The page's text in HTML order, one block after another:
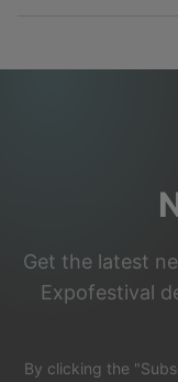
Get the latest
Expofestival
By clicking the